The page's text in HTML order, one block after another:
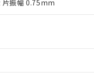
片振幅 0.75mm
正式な納期状況および標準
当社販売員にご相談くださ
応予定月
庫の切り替え状況などによ
保護使用期限
：有害物質（10物質）のす
置等に一切使用いたしません
当社は、貴社製品を第三者
一定数には満たないが
機器販売店・当社販売
受注生産機種、また在